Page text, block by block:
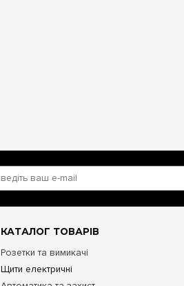
КАТАЛОГ ТОВАРІВ
Розетки та вимикачі
Щити електричні